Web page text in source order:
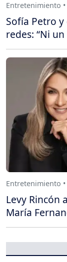
Entretenimiento •
Sofía Petro
redes: “Ni
Entretenimiento •
Levy Rincón
María